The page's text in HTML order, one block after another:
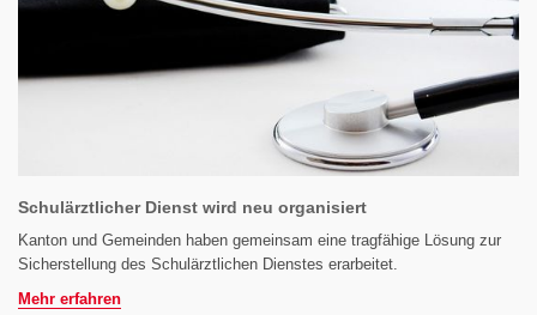
Schulärztlicher Dienst wird neu organisiert
Kanton und Gemeinden haben gemeinsam eine tragfähige Lösung zur
Sicherstellung des Schulärztlichen Dienstes erarbeitet.
Mehr erfahren